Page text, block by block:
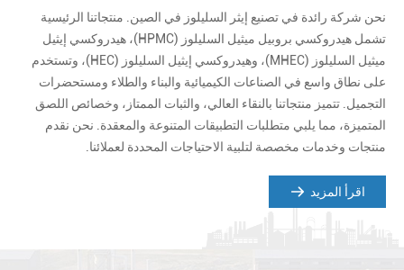
نحن شركة رائدة في تصنيع إيثر السليلوز في الصين. منتجاتنا الرئيسية
تشمل هيدروكسي بروبيل ميثيل السليلوز (HPMC)، هيدروكسي إيثيل
ميثيل السليلوز (MHEC)، وهيدروكسي إيثيل السليلوز (HEC)، وتستخدم
على نطاق واسع في الصناعات الكيميائية والبناء والطلاء ومستحضرات
التجميل. تتميز منتجاتنا بالنقاء العالي، والثبات الممتاز، وخصائص اللصق
المتميزة، مما يلبي متطلبات التطبيقات المتنوعة والمعقدة. نحن نقدم
منتجات وخدمات مخصصة لتلبية الاحتياجات المحددة لعملائنا.
اقرأ المزيد